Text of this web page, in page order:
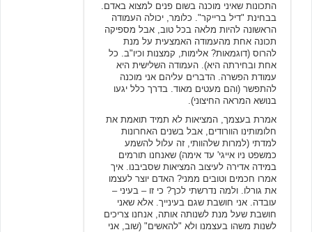
התכונות שאיני מוכנה בשום פנים למצוא באדם.
בבחינת "דיל ברייקר". כלומר, יכולה העמודה
הראשונה להיות מלאה בכל טוב, אבל מספיקה
תכונה אחת מהעמודה האמצעית על מנת
להרוס (דוגמאות? אלימות, קמצנות וכיו"ב. כל
אחת ובחירתה היא). העמודה השלישית היא
עמודת הפשרה. הדברים עליהם אני מוכנה
להתפשר (והם מעטים מאוד. בדרך כלל יגעו
בנושא המראה החיצוני).
אמרת בעצמך, המציאות לא תמיד תואמת את
חלומותינו הוורודים, אבל בשנים האחרונות
למדתי (למרות שלהוותי, זה עלול להשמע
כמשפט ניו אייגי' עד אימה) שאנחנו תורמים
במידה אדירה לעיצוב המציאות שסביבנו. איך
אמרו חכמים וטובים ממני? האדם יוצר לעצמו
את גורלו. ולמה נדרשתי לכך? כי זו – בעיני –
עובדה. אני חושבת שגם בעינייך. אלא שאני
חושבת שעל מנת לשנותה אותה, אנחנו צריכים
לשנות משהו בעצמנו ולא "להאשים" (שוב, אני